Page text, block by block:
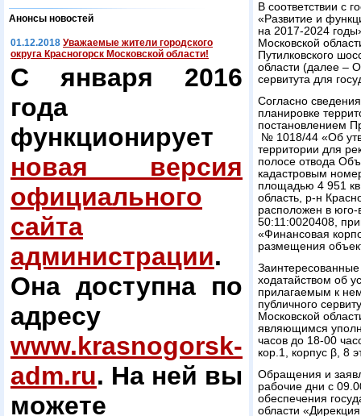
Анонсы новостей
01.12.2018 Уважаемые жители городского
округа Красногорск Московской области!
С января 2016
года
функционирует
новая версия
официального
сайта
администрации.
Она доступна по
адресу
www.krasnogorsk-
adm.ru. На ней вы
можете
В соответствии с
«Развитие и
на 2017-2024
Московской
Путилковского
области (далее –
сервитута для
Согласно
планировке
постановлением
№ 1018/44 «Об
территории для
полосе отвода
кадастровым
площадью 4 951
область, р-н
расположен в юго-
50:11:0020408,
«Финансовая
размещения
ходатайством об
прилагаемым к
публичного
Московской
являющимся
часов до 18-00
кор.1, корпус β, 8
Обращения и
рабочие дни с
обеспечения
области